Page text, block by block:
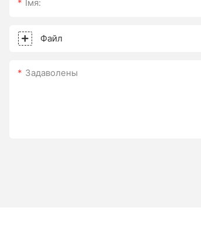
Імя:
Файл
Задаволены